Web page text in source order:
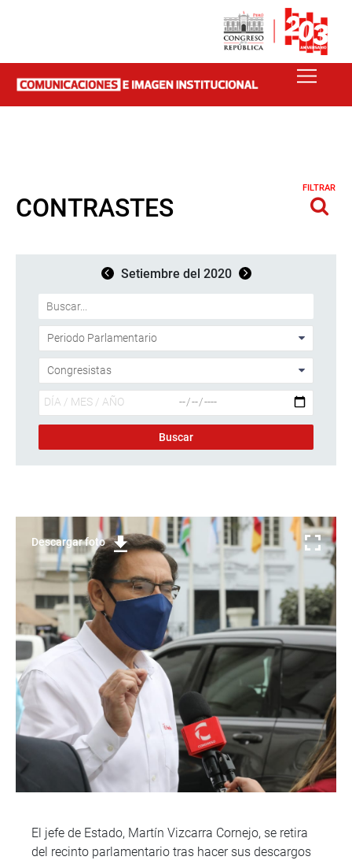
CONTRASTES
FILTRAR
Setiembre del 2020
Descargar foto
El jefe de Estado, Martín Vizcarra Cornejo, se retira
del recinto parlamentario tras hacer sus descargos